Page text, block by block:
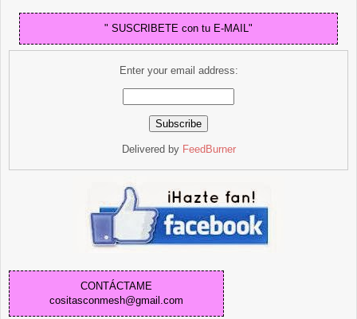
" SUSCRIBETE con tu E-MAIL"
Enter your email address:
Delivered by FeedBurner
CONTÁCTAME
cositasconmesh@gmail.com